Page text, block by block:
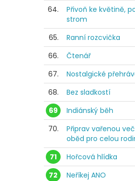
64.
Přivoň ke květině,
strom
65.
Ranní rozcvička
66.
Čtenář
67.
Nostalgické
68.
Bez sladkostí
69
Indiánský běh
70.
Připrav vařenou
oběd pro celou
71
Hořcová hlídka
72
Neříkej ANO